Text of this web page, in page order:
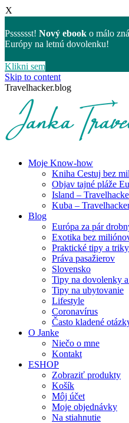
X
Psssssst! Nový ebook o málo
Európy na letnú dovolenku!
Klikni sem
Skip to content
Travelhacker.blog
Moje Know-how
Kniha Cestuj bez
Objav tajné pláže
Island –
Kuba –
Blog
Európa za pár
Exotika bez
Praktické tipy a triky
Práva pasažierov
Slovensko
Tipy na dovolenky
Tipy na ubytovanie
Lifestyle
Coronavírus
Často kladené
O Janke
Niečo o mne
Kontakt
ESHOP
Zobraziť produkty
Košík
Môj účet
Moje objednávky
Na stiahnutie